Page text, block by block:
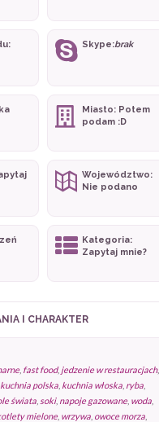
Skype:brak
Miasto: Potem
podam :D
Województwo:
Nie podano
Kategoria:
Zapytaj mnie?
I CHARAKTER
, fast food, jedzenie w restauracjach,
kuchnia polska kuchnia włoska ryba
świata soki, napoje gazowane, woda
mielone, wrzywa owoce morza